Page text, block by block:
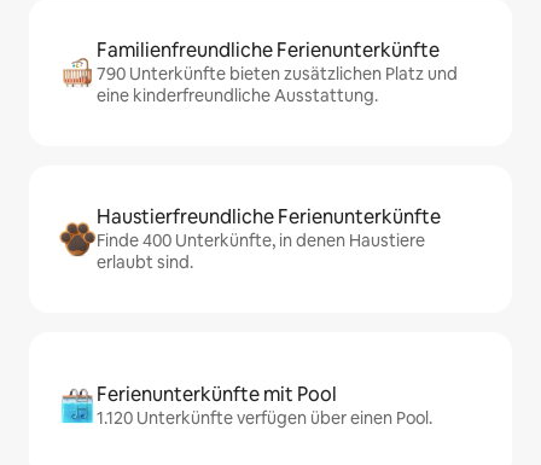
Familienfreundliche Ferienunterkünfte
790 Unterkünfte bieten zusätzlichen Platz und
eine kinderfreundliche Ausstattung.
Haustierfreundliche Ferienunterkünfte
Finde 400 Unterkünfte, in denen Haustiere
erlaubt sind.
Ferienunterkünfte mit Pool
1.120 Unterkünfte verfügen über einen Pool.